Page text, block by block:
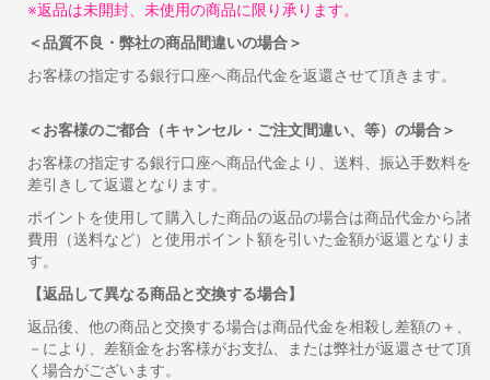
※返品は未開封、未使用の商品に限り承ります。
＜品質不良・弊社の商品間違いの場合＞
お客様の指定する銀行口座へ商品代金を返還させて頂きます。
＜お客様のご都合（キャンセル・ご注文間違い、等）の場合＞
お客様の指定する銀行口座へ商品代金より、送料、振込手数料を
差引きして返還となります。
ポイントを使用して購入した商品の返品の場合は商品代金から諸
費用（送料など）と使用ポイント額を引いた金額が返還となりま
す。
【返品して異なる商品と交換する場合】
返品後、他の商品と交換する場合は商品代金を相殺し差額の＋、
－により、差額金をお客様がお支払、または弊社が返還させて頂
く場合がございます。